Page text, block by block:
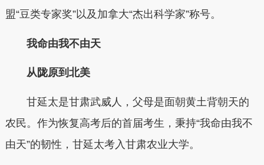
盟“豆类专家奖”以及加拿大“杰出科学家”称号。
我命由我不由天
从陇原到北美
甘延太是甘肃武威人，父母是面朝黄土背朝天的
农民。作为恢复高考后的首届考生，秉持“我命由我不
由天”的韧性，甘延太考入甘肃农业大学。